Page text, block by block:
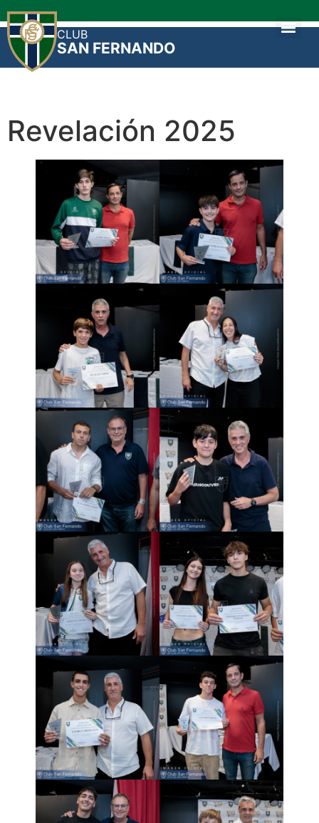
CLUB
SAN FERNANDO
Revelación 2025